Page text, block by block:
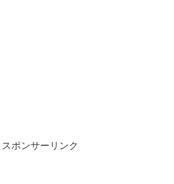
スポンサーリンク